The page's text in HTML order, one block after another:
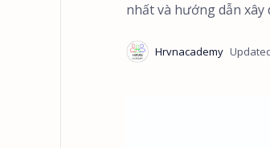
nhất và hướng dẫn xây